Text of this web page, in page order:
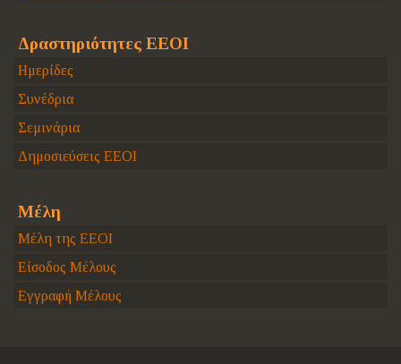
Δραστηριότητες ΕΕΟΙ
Ημερίδες
Συνέδρια
Σεμινάρια
Δημοσιεύσεις ΕΕΟΙ
Μέλη
Μέλη της ΕΕΟΙ
Είσοδος Μέλους
Εγγραφή Μέλους